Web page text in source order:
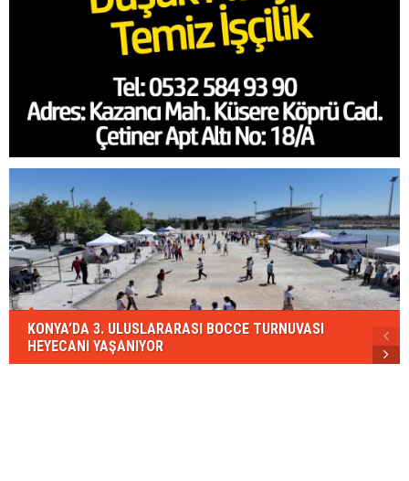
KONYA’DA 3. ULUSLARARASI BOCCE TURNUVASI
HEYECANI YAŞANIYOR